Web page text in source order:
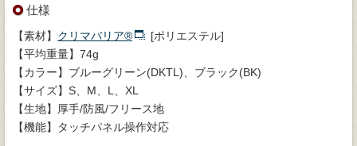
仕様
【素材】 クリマバリア®
[ポリエステル]
【平均重量】74g
【カラー】ブルーグリーン(DKTL)、ブラック(BK)
【サイズ】S、M、L、XL
【生地】厚手/防風/フリース地
【機能】タッチパネル操作対応